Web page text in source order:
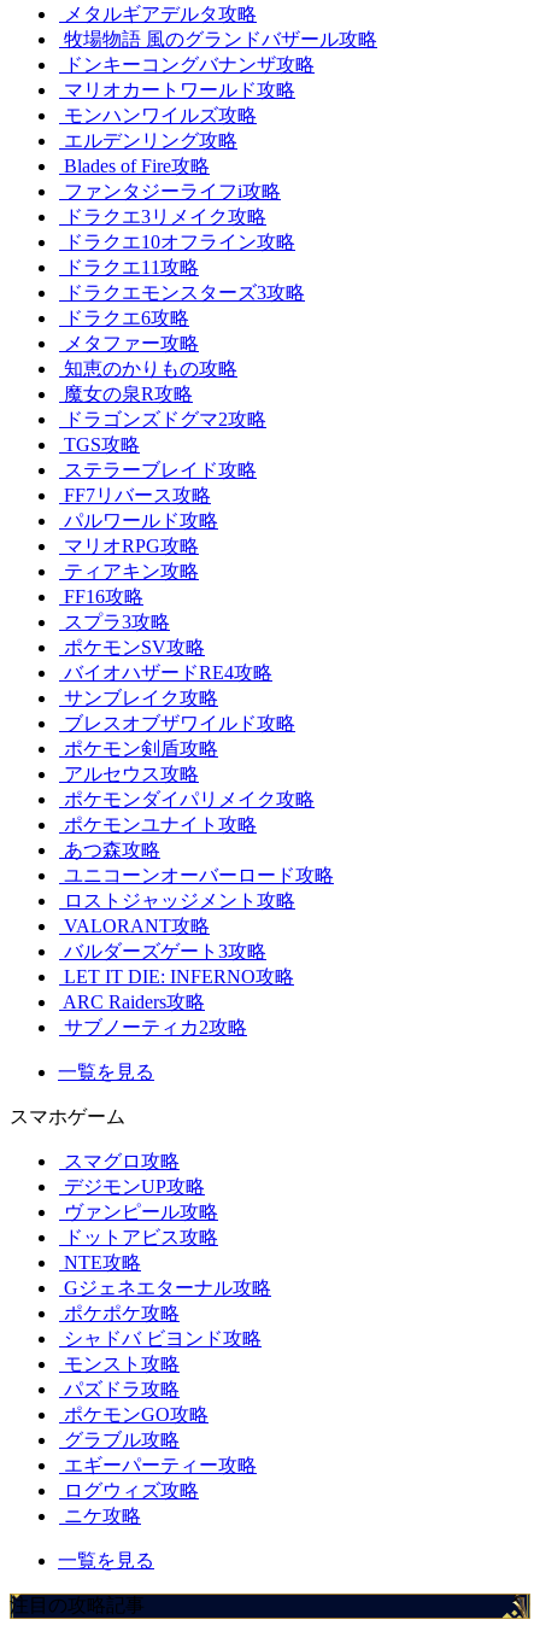
メタルギアデルタ攻略
牧場物語 風のグランドバザール攻略
ドンキーコングバナンザ攻略
マリオカートワールド攻略
モンハンワイルズ攻略
エルデンリング攻略
Blades of Fire攻略
ファンタジーライフi攻略
ドラクエ3リメイク攻略
ドラクエ10オフライン攻略
ドラクエ11攻略
ドラクエモンスターズ3攻略
ドラクエ6攻略
メタファー攻略
知恵のかりもの攻略
魔女の泉R攻略
ドラゴンズドグマ2攻略
TGS攻略
ステラーブレイド攻略
FF7リバース攻略
パルワールド攻略
マリオRPG攻略
ティアキン攻略
FF16攻略
スプラ3攻略
ポケモンSV攻略
バイオハザードRE4攻略
サンブレイク攻略
ブレスオブザワイルド攻略
ポケモン剣盾攻略
アルセウス攻略
ポケモンダイパリメイク攻略
ポケモンユナイト攻略
あつ森攻略
ユニコーンオーバーロード攻略
ロストジャッジメント攻略
VALORANT攻略
バルダーズゲート3攻略
LET IT DIE: INFERNO攻略
ARC Raiders攻略
サブノーティカ2攻略
一覧を見る
スマホゲーム
スマグロ攻略
デジモンUP攻略
ヴァンピール攻略
ドットアビス攻略
NTE攻略
Gジェネエターナル攻略
ポケポケ攻略
シャドバ ビヨンド攻略
モンスト攻略
パズドラ攻略
ポケモンGO攻略
グラブル攻略
エギーパーティー攻略
ログウィズ攻略
ニケ攻略
一覧を見る
注目の攻略記事